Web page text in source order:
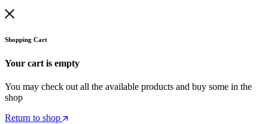
Shopping Cart
Your cart is empty
You may check out all the available products and buy some in the
shop
Return to shop